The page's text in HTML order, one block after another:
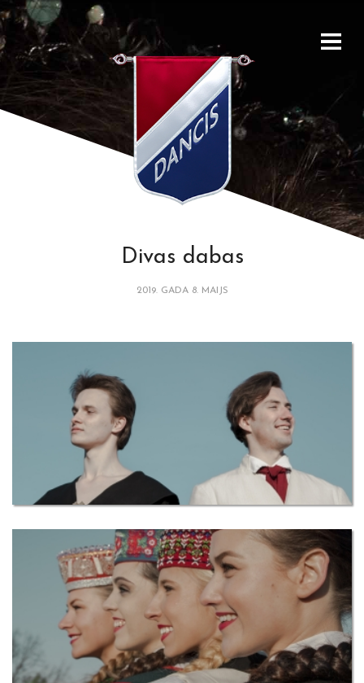
Divas dabas
2019. GADA 8. MAIJS